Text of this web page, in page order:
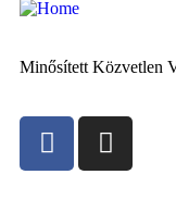
Minősített Közvetlen